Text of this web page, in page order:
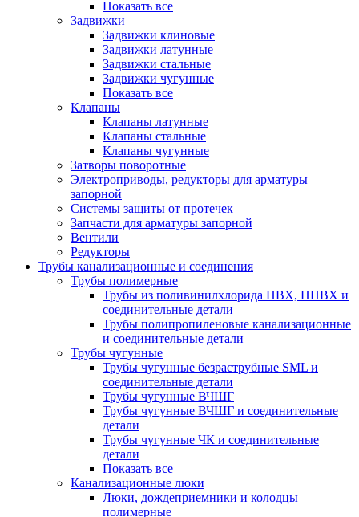
Показать все
Задвижки
Задвижки клиновые
Задвижки латунные
Задвижки стальные
Задвижки чугунные
Показать все
Клапаны
Клапаны латунные
Клапаны стальные
Клапаны чугунные
Затворы поворотные
Электроприводы, редукторы для арматуры
запорной
Системы защиты от протечек
Запчасти для арматуры запорной
Вентили
Редукторы
Трубы канализационные и соединения
Трубы полимерные
Трубы из поливинилхлорида ПВХ, НПВХ и
соединительные детали
Трубы полипропиленовые канализационные
и соединительные детали
Трубы чугунные
Трубы чугунные безраструбные SML и
соединительные детали
Трубы чугунные ВЧШГ
Трубы чугунные ВЧШГ и соединительные
детали
Трубы чугунные ЧК и соединительные
детали
Показать все
Канализационные люки
Люки, дождеприемники и колодцы
полимерные